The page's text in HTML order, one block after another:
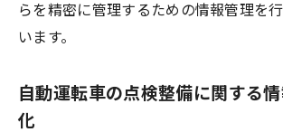
らを精密に管理するための情報管理を
います。
自動運転車の点検整備に関する
化